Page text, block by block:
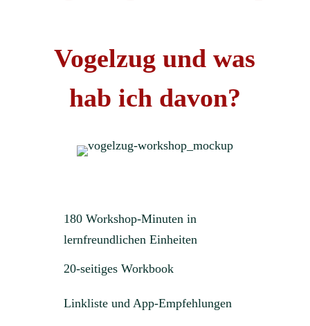
Vogelzug und was
hab ich davon?
180 Workshop-Minuten in
lernfreundlichen Einheiten
20-seitiges Workbook
Linkliste und App-Empfehlungen